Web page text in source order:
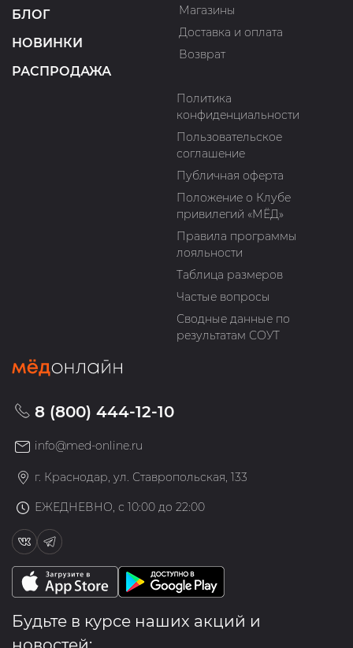
БЛОГ
НОВИНКИ
РАСПРОДАЖА
Магазины
Доставка и оплата
Возврат
Политика
конфиденциальности
Пользовательское
соглашение
Публичная оферта
Положение о Клубе
привилегий «МЁД»
Правила программы
лояльности
Таблица размеров
Частые вопросы
Сводные данные по
результатам СОУТ
8 (800) 444-12-10
info@med-online.ru
г. Краснодар, ул. Ставропольская, 133
ЕЖЕДНЕВНО, с 10:00 до 22:00
Будьте в курсе наших акций и